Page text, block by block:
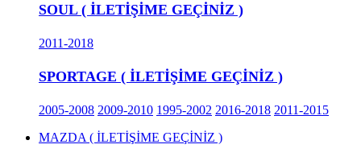
SOUL ( İLETİŞİME GEÇİNİZ )
2011-2018
SPORTAGE ( İLETİŞİME GEÇİNİZ )
2005-2008 2009-2010 1995-2002 2016-2018 2011-2015
MAZDA ( İLETİŞİME GEÇİNİZ )